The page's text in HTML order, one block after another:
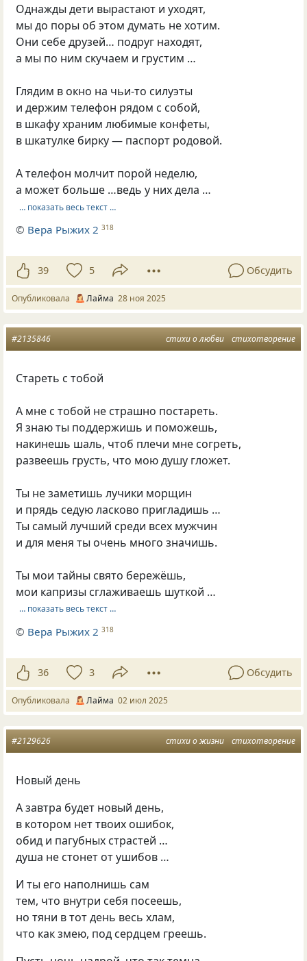
Однажды дети вырастают и уходят,
мы до поры об этом думать не хотим.
Они себе друзей… подруг находят,
а мы по ним скучаем и грустим …
Глядим в окно на чьи-то силуэты
и держим телефон рядом с собой,
в шкафу храним любимые конфеты,
в шкатулке бирку — паспорт родовой.
А телефон молчит порой неделю,
а может больше …ведь у них дела …
… показать весь текст …
© Вера Рыжих 2 318
39 5 Обсудить
Опубликовала Лайма 28 ноя 2025
стихи о любви стихотворение
#2135846
Стареть с тобой
А мне с тобой не страшно постареть.
Я знаю ты поддержишь и поможешь,
накинешь шаль, чтоб плечи мне согреть,
развеешь грусть, что мою душу гложет.
Ты не заметишь лучики морщин
и прядь седую ласково пригладишь …
Ты самый лучший среди всех мужчин
и для меня ты очень много значишь.
Ты мои тайны свято бережёшь,
мои капризы сглаживаешь шуткой …
… показать весь текст …
© Вера Рыжих 2 318
36 3 Обсудить
Опубликовала Лайма 02 июл 2025
стихи о жизни стихотворение
#2129626
Новый день
А завтра будет новый день,
в котором нет твоих ошибок,
обид и пагубных страстей …
душа не стонет от ушибов …
И ты его наполнишь сам
тем, что внутри себя посеешь,
но тяни в тот день весь хлам,
что как змею, под сердцем греешь.